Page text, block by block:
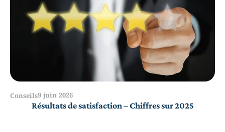
Conseils9 juin 2026
Résultats de satisfaction – Chiffres sur 2025